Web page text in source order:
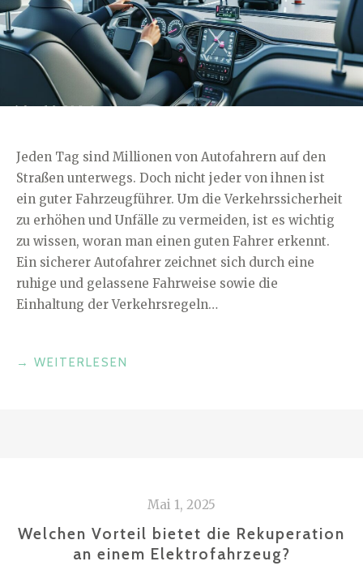
Jeden Tag sind Millionen von Autofahrern auf den
Straßen unterwegs. Doch nicht jeder von ihnen ist
ein guter Fahrzeugführer. Um die Verkehrssicherheit
zu erhöhen und Unfälle zu vermeiden, ist es wichtig
zu wissen, woran man einen guten Fahrer erkennt.
Ein sicherer Autofahrer zeichnet sich durch eine
ruhige und gelassene Fahrweise sowie die
Einhaltung der Verkehrsregeln…
„WORAN
MACHT
→ WEITERLESEN
Mai 1, 2025
Welchen Vorteil bietet die Rekuperation
an einem Elektrofahrzeug?